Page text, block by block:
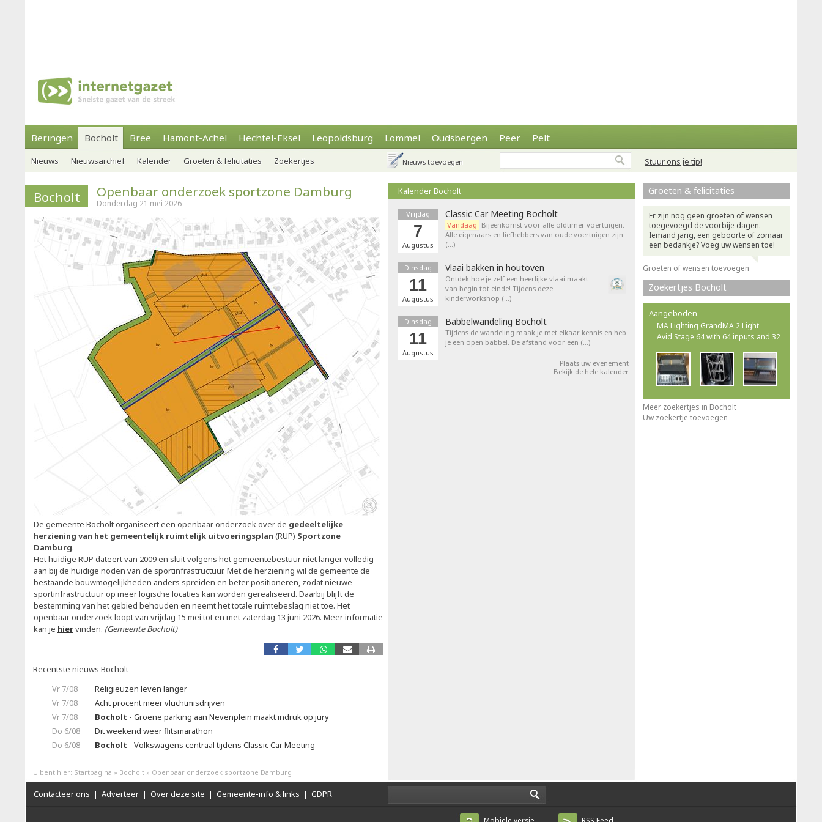
Beringen Bocholt Bree Hamont-Achel Hechtel-Eksel Leopoldsburg Lommel Oudsbergen Peer Pelt
Stuur ons je tip!
Nieuws Nieuwsarchief Kalender Groeten & felicitaties Zoekertjes Nieuws toevoegen
Bocholt Openbaar onderzoek sportzone Damburg
Donderdag 21 mei 2026
De gemeente Bocholt organiseert een openbaar onderzoek over de gedeeltelijke
herziening van het gemeentelijk ruimtelijk uitvoeringsplan (RUP) Sportzone
Damburg.
Het huidige RUP dateert van 2009 en sluit volgens het gemeentebestuur niet langer volledig
aan bij de huidige noden van de sportinfrastructuur. Met de herziening wil de gemeente de
bestaande bouwmogelijkheden anders spreiden en beter positioneren, zodat nieuwe
sportinfrastructuur op meer logische locaties kan worden gerealiseerd. Daarbij blijft de
bestemming van het gebied behouden en neemt het totale ruimtebeslag niet toe. Het
openbaar onderzoek loopt van vrijdag 15 mei tot en met zaterdag 13 juni 2026. Meer informatie
kan je hiervinden. (Gemeente Bocholt)
Recentste nieuws Bocholt
Vr 7/08
Religieuzen leven langer
Vr 7/08
Acht procent meer vluchtmisdrijven
Vr 7/08
Bocholt - Groene parking aan Nevenplein maakt indruk op jury
Do 6/08
Dit weekend weer flitsmarathon
Do 6/08
Bocholt - Volkswagens centraal tijdens Classic Car Meeting
Kalender Bocholt
Vrijdag
7
Augustus
Classic Car Meeting Bocholt
Vandaag Bijeenkomst voor alle oldtimer voertuigen.
Alle eigenaars en liefhebbers van oude voertuigen zijn
(…)
Dinsdag
11
Augustus
Vlaai bakken in houtoven
Ontdek hoe je zelf een heerlijke vlaai maakt
van begin tot einde! Tijdens deze
kinderworkshop (…)
Dinsdag
11
Augustus
Babbelwandeling Bocholt
Tijdens de wandeling maak je met elkaar kennis en heb
je een open babbel. De afstand voor een (…)
Plaats uw evenement
Bekijk de hele kalender
Groeten & felicitaties
Er zijn nog geen groeten of wensen
toegevoegd de voorbije dagen.
Iemand jarig, een geboorte of zomaar
een bedankje? Voeg uw wensen toe!
Groeten of wensen toevoegen
Zoekertjes Bocholt
Aangeboden
MA Lighting GrandMA 2 Light
Avid Stage 64 with 64 inputs and 32
Meer zoekertjes in Bocholt
Uw zoekertje toevoegen
U bent hier: Startpagina » Bocholt » Openbaar onderzoek sportzone Damburg
Contacteer ons | Adverteer | Over deze site | Gemeente-info & links | GDPR